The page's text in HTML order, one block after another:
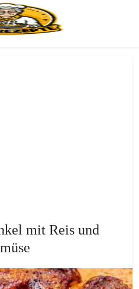
mit Reis und